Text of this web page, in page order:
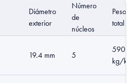
Diámetro
exterior
Número
de
núcleos
Peso
total
19.4 mm 5
590
kg/km